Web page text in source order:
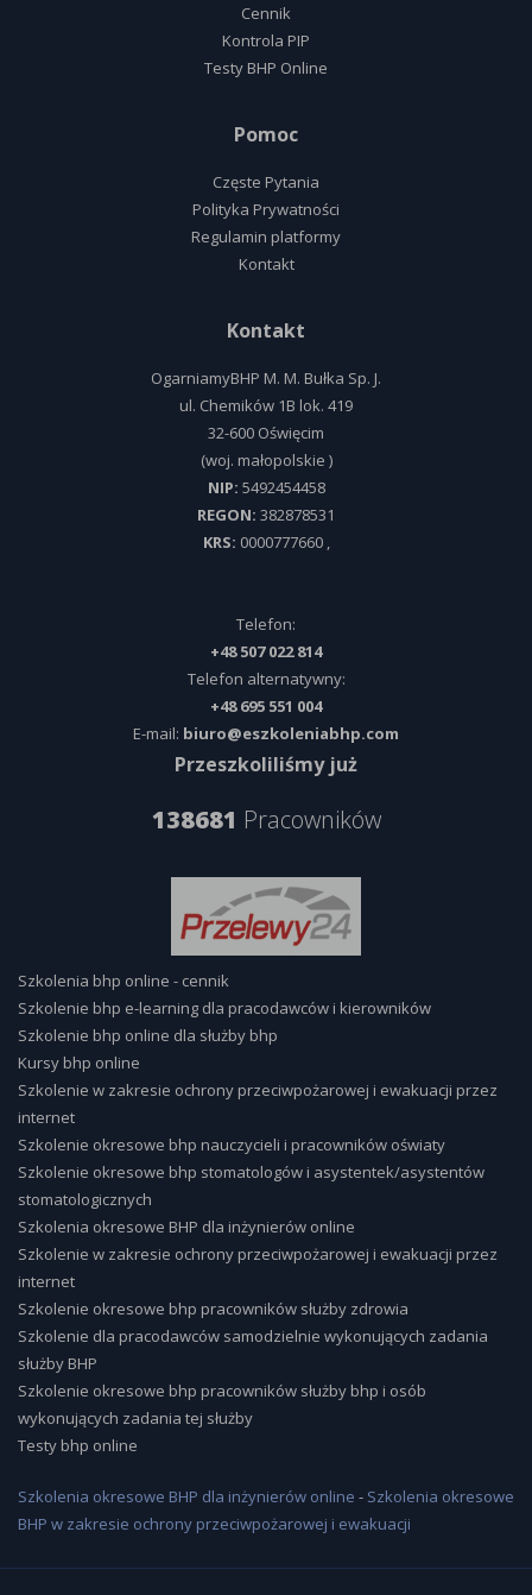
Cennik
Kontrola PIP
Testy BHP Online
Pomoc
Częste Pytania
Polityka Prywatności
Regulamin platformy
Kontakt
Kontakt
OgarniamyBHP M. M. Bułka Sp. J.
ul. Chemików 1B lok. 419
32-600 Oświęcim
(woj. małopolskie )
NIP: 5492454458
REGON: 382878531
KRS: 0000777660,
Telefon:
+48 507 022 814
Telefon alternatywny:
+48 695 551 004
E-mail: biuro@eszkoleniabhp.com
Przeszkoliliśmy już
138681 Pracowników
Szkolenia bhp online - cennik
Szkolenie bhp e-learning dla pracodawców i kierowników
Szkolenie bhp online dla służby bhp
Kursy bhp online
Szkolenie w zakresie ochrony przeciwpożarowej i ewakuacji przez
internet
Szkolenie okresowe bhp nauczycieli i pracowników oświaty
Szkolenie okresowe bhp stomatologów i asystentek/asystentów
stomatologicznych
Szkolenia okresowe BHP dla inżynierów online
Szkolenie w zakresie ochrony przeciwpożarowej i ewakuacji przez
internet
Szkolenie okresowe bhp pracowników służby zdrowia
Szkolenie dla pracodawców samodzielnie wykonujących zadania
służby BHP
Szkolenie okresowe bhp pracowników służby bhp i osób
wykonujących zadania tej służby
Testy bhp online
Szkolenia okresowe BHP dla inżynierów online - Szkolenia okresowe
BHP w zakresie ochrony przeciwpożarowej i ewakuacji